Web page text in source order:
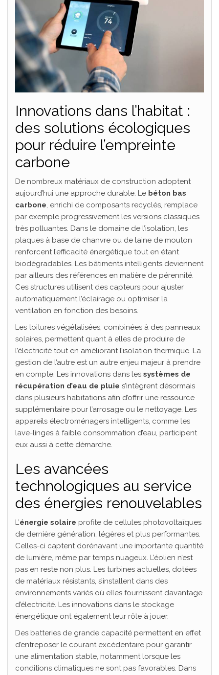
Innovations dans l’habitat :
des solutions écologiques
pour réduire l’empreinte
carbone
De nombreux matériaux de construction adoptent
aujourd’hui une approche durable. Le béton bas
carbone, enrichi de composants recyclés, remplace
par exemple progressivement les versions classiques
très polluantes. Dans le domaine de l’isolation, les
plaques à base de chanvre ou de laine de mouton
renforcent l’efficacité énergétique tout en étant
biodégradables. Les bâtiments intelligents deviennent
par ailleurs des références en matière de pérennité.
Ces structures utilisent des capteurs pour ajuster
automatiquement l’éclairage ou optimiser la
ventilation en fonction des besoins.
Les toitures végétalisées, combinées à des panneaux
solaires, permettent quant à elles de produire de
l’électricité tout en améliorant l’isolation thermique. La
gestion de l’autre est un autre enjeu majeur à prendre
en compte. Les innovations dans les systèmes de
récupération d’eau de pluie s’intègrent désormais
dans plusieurs habitations afin d’offrir une ressource
supplémentaire pour l’arrosage ou le nettoyage. Les
appareils électroménagers intelligents, comme les
lave-linges à faible consommation d’eau, participent
eux aussi à cette démarche.
Les avancées
technologiques au service
des énergies renouvelables
L’énergie solaire profite de cellules photovoltaïques
de dernière génération, légères et plus performantes.
Celles-ci captent dorénavant une importante quantité
de lumière, même par temps nuageux. L’éolien n’est
pas en reste non plus. Les turbines actuelles, dotées
de matériaux résistants, s’installent dans des
environnements variés où elles fournissent davantage
d’électricité. Les innovations dans le stockage
énergétique ont également leur rôle à jouer.
Des batteries de grande capacité permettent en effet
d’entreposer le courant excédentaire pour garantir
une alimentation stable, notamment lorsque les
conditions climatiques ne sont pas favorables. Dans